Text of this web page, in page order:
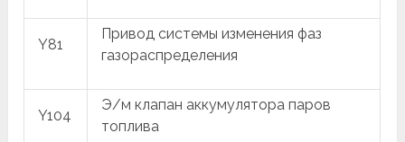
Y81
Привод системы изменения фаз
газораспределения
Y104
Э/м клапан аккумулятора паров
топлива